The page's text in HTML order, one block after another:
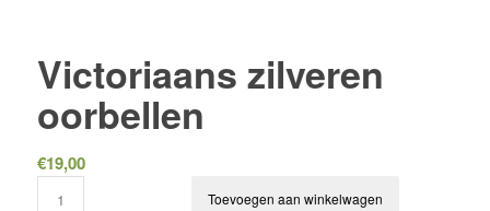
Victoriaans zilveren
oorbellen
€19,00
Toevoegen aan winkelwagen